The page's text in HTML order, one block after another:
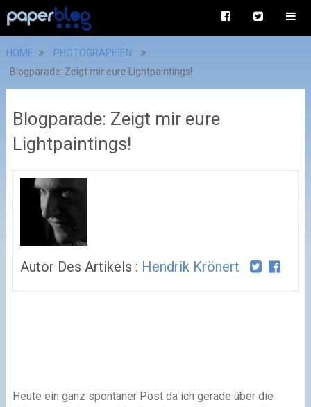
HOME
PHOTOGRAPHIEN
Blogparade: Zeigt mir eure Lightpaintings!
Blogparade: Zeigt mir eure
Lightpaintings!
Autor Des Artikels : Hendrik Krönert
Heute ein ganz spontaner Post da ich gerade über die